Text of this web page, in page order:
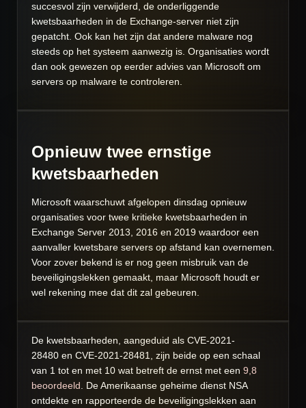
succesvol zijn verwijderd, de onderliggende
kwetsbaarheden in de Exchange-server niet zijn
gepatcht. Ook kan het zijn dat andere malware nog
steeds op het systeem aanwezig is. Organisaties wordt
dan ook gewezen op eerder advies van Microsoft om
servers op malware te controleren.
Opnieuw twee ernstige
kwetsbaarheden
Microsoft waarschuwt afgelopen dinsdag opnieuw
organisaties voor twee kritieke kwetsbaarheden in
Exchange Server 2013, 2016 en 2019 waardoor een
aanvaller kwetsbare servers op afstand kan overnemen.
Voor zover bekend is er nog geen misbruik van de
beveiligingslekken gemaakt, maar Microsoft houdt er
wel rekening mee dat dit zal gebeuren.
De kwetsbaarheden, aangeduid als CVE-2021-
28480 en CVE-2021-28481
, zijn beide op een schaal
van 1 tot en met 10 wat betreft de ernst met een 9,8
beoordeeld . De Amerikaanse geheime dienst NSA
ontdekte en rapporteerde de beveiligingslekken aan